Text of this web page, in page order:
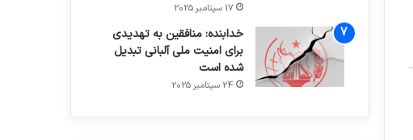
17 سپتامبر 2025
خدابنده: منافقین به تهدیدی
برای امنیت ملی آلبانی تبدیل
شده است
24 سپتامبر 2025